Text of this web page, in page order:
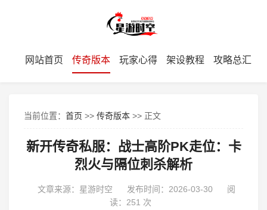
网站首页 传奇版本 玩家心得 架设教程 攻略总汇
当前位置： 首页 >> 传奇版本 >> 正文
新开传奇私服：战士高阶PK走位：卡
烈火与隔位刺杀解析
文章来源：星游时空 发布时间：2026-03-30
阅
读： 251 次